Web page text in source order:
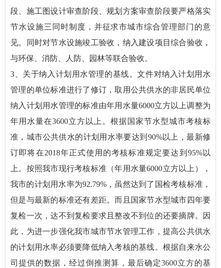
段、施工图设计审查阶段、规划方案审查阶段要严格落实
节水设施三同时制度，并征求市城市综合管理部门的意
见。同时对节水设施竣工验收，纳入建设项目综合验收，
与环保、消防、人防、园林等联合验收。
3、关于纳入计划用水管理的基线。文件对纳入计划用水
管理的单位标准进行了修订，取用公共供水的非居民单位
纳入计划用水管理的标准由年用水量6000立方以上调整为
年用水量在3600立方以上。根据国家节水型城市考核标
准，城市公共供水的计划用水率要达到90%以上，最新修
订即将在2018年正式使用的考核标准规定要达到95%以
上。按照我市现行考核标准（年用水量6000立方以上），
我市的计划用水率为92.79%，虽然达到了国检考核标准，
但是与最新的标准还有差距。而且国家节水型城市四年要
复检一次，达不到复检要求且整改不到位的还要摘牌。因
此，为进一步强化我市城市节水管理工作，提高公共供水
的计划用水率必须要降低纳入考核的基线。根据自来水公
司提供的数据，经过倒推测算，最后确定3600立方的基